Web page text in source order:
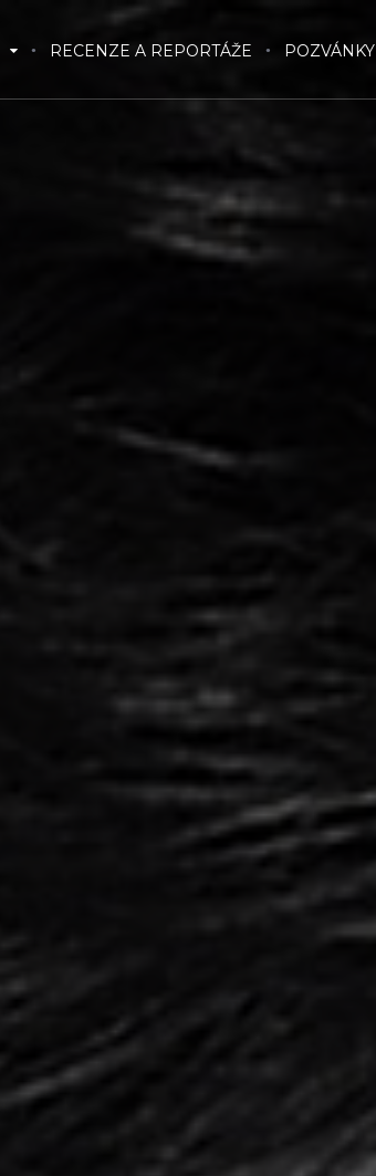
RECENZE A REPORTÁŽE POZVÁNKY